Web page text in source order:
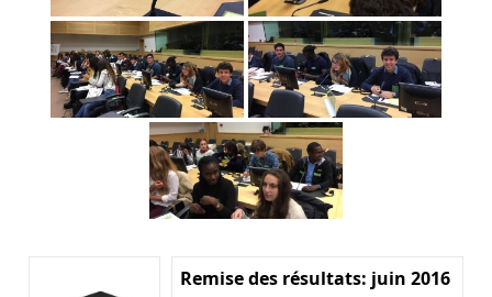
Remise des résultats: juin 2016